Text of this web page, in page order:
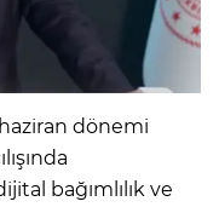
dönemi
bağımlılık ve